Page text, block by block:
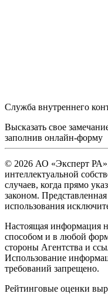
Служба внутреннего
Высказать свое
заполнив онлайн-форму
© 2026 АО «Эксперт
интеллектуальной
случаев, когда прямо
законом.
использования
Настоящая информация
способом и в любой
стороны Агентства и
Использование
требований запрещено.
Рейтинговые оценки